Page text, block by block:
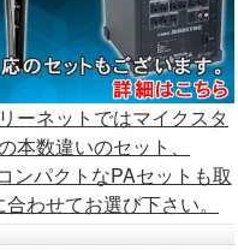
ーネットではマイクスタ
本数違いのセット、
ンパクトなPAセットも取
わせてお選び下さい。